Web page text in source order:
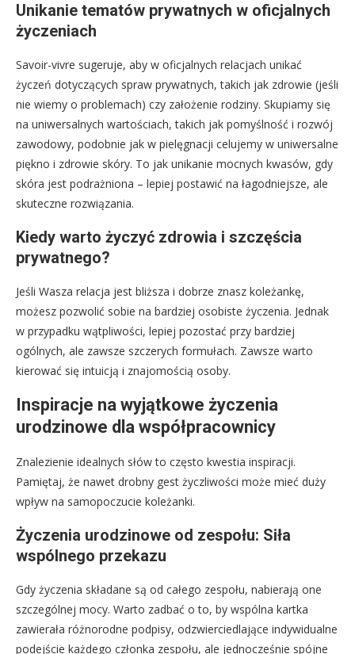
Unikanie tematów prywatnych w oficjalnych
życzeniach
Savoir-vivre sugeruje, aby w oficjalnych relacjach unikać
życzeń dotyczących spraw prywatnych, takich jak zdrowie (jeśli
nie wiemy o problemach) czy założenie rodziny. Skupiamy się
na uniwersalnych wartościach, takich jak pomyślność i rozwój
zawodowy, podobnie jak w pielęgnacji celujemy w uniwersalne
piękno i zdrowie skóry. To jak unikanie mocnych kwasów, gdy
skóra jest podrażniona – lepiej postawić na łagodniejsze, ale
skuteczne rozwiązania.
Kiedy warto życzyć zdrowia i szczęścia
prywatnego?
Jeśli Wasza relacja jest bliższa i dobrze znasz koleżankę,
możesz pozwolić sobie na bardziej osobiste życzenia. Jednak
w przypadku wątpliwości, lepiej pozostać przy bardziej
ogólnych, ale zawsze szczerych formułach. Zawsze warto
kierować się intuicją i znajomością osoby.
Inspiracje na wyjątkowe życzenia
urodzinowe dla współpracownicy
Znalezienie idealnych słów to często kwestia inspiracji.
Pamiętaj, że nawet drobny gest życzliwości może mieć duży
wpływ na samopoczucie koleżanki.
Życzenia urodzinowe od zespołu: Siła
wspólnego przekazu
Gdy życzenia składane są od całego zespołu, nabierają one
szczególnej mocy. Warto zadbać o to, by wspólna kartka
zawierała różnorodne podpisy, odzwierciedlające indywidualne
podejście każdego członka zespołu, ale jednocześnie spójne